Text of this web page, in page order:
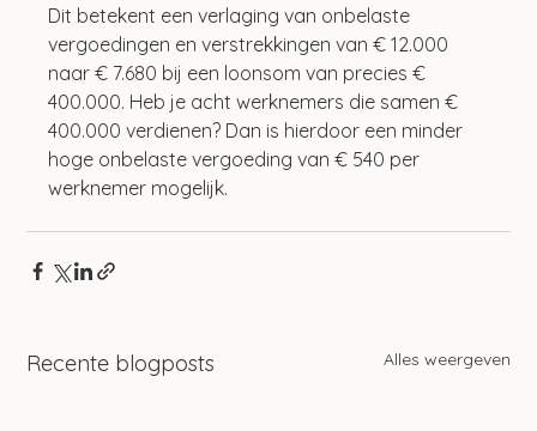
Dit betekent een verlaging van onbelaste
vergoedingen en verstrekkingen van € 12.000
naar € 7.680 bij een loonsom van precies €
400.000. Heb je acht werknemers die samen €
400.000 verdienen? Dan is hierdoor een minder
hoge onbelaste vergoeding van € 540 per
werknemer mogelijk.
Recente blogposts Alles weergeven